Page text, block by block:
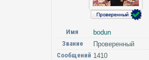
Имя
bodun
Звание
Проверенный
Сообщений 1410